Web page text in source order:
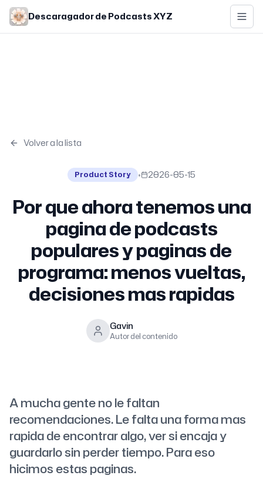
Skip to main content
Descaragador de Podcasts XYZ
Volver a la lista
Product Story • 2026-05-15
Por que ahora tenemos una
pagina de podcasts
populares y paginas de
programa: menos vueltas,
decisiones mas rapidas
Gavin
Autor del contenido
A mucha gente no le faltan
recomendaciones. Le falta una forma mas
rapida de encontrar algo, ver si encaja y
guardarlo sin perder tiempo. Para eso
hicimos estas paginas.